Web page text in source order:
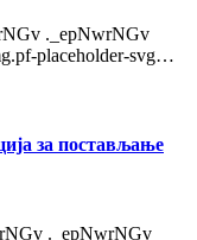
._epNwrNGv
placeholder-svg…
за постављање
._epNwrNGv